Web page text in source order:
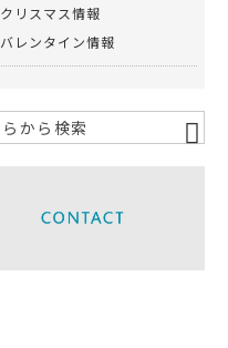
クリスマス情報
バレンタイン情報